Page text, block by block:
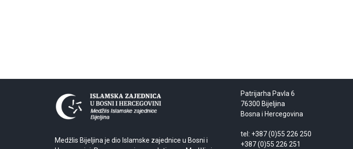
Medžlis Bijeljina je dio Islamske zajednice u Bosni i
Patrijarha Pavla 6
76300 Bijeljina
Bosna i Hercegovina
tel: +387 (0)55 226 250
+387 (0)55 226 251